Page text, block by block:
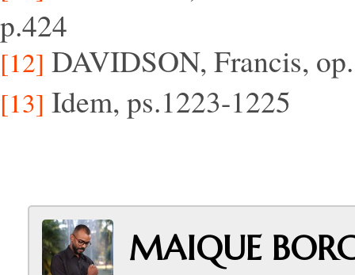
p.424
[12] DAVIDSON, Francis,
[13] Idem, ps.1223-1225
MAIQUE